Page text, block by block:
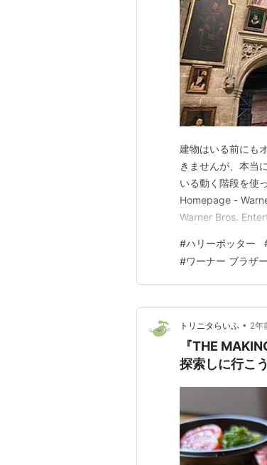
建物はいる前にも
きませんが、本当
いる動く階段を使
Homepage -
Warner Bros.
#ハリーポッター
#ワーナー ブラザ
トリニタらいふ • 2年
『THE
探索しに行こ